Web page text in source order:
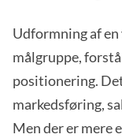
Udformning af
målgruppe,
positionering.
markedsføring,
Men der er mere